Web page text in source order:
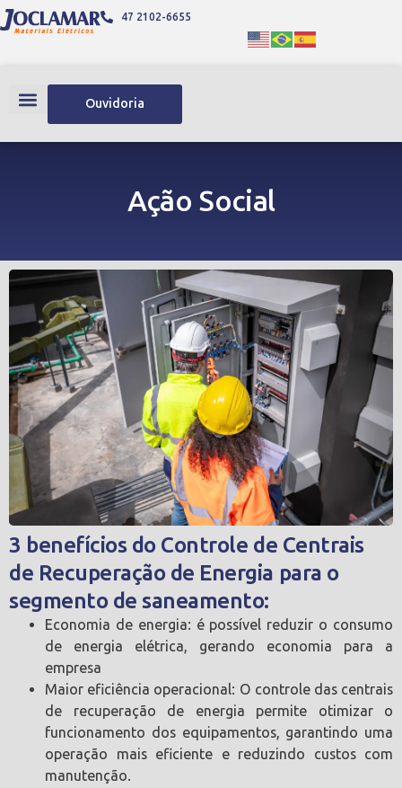
47 2102-6655
Ouvidoria
Ação Social
3 benefícios do Controle de Centrais
de Recuperação de Energia para o
segmento de saneamento:
Economia de energia: é possível reduzir o consumo
de energia elétrica, gerando economia para a
empresa
Maior eficiência operacional: O controle das centrais
de recuperação de energia permite otimizar o
funcionamento dos equipamentos, garantindo uma
operação mais eficiente e reduzindo custos com
manutenção.